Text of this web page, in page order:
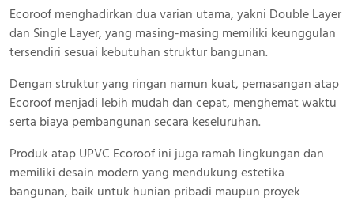
Ecoroof menghadirkan dua varian utama, yakni Double Layer
dan Single Layer, yang masing-masing memiliki keunggulan
tersendiri sesuai kebutuhan struktur bangunan.
Dengan struktur yang ringan namun kuat, pemasangan atap
Ecoroof menjadi lebih mudah dan cepat, menghemat waktu
serta biaya pembangunan secara keseluruhan.
Produk atap UPVC Ecoroof ini juga ramah lingkungan dan
memiliki desain modern yang mendukung estetika
bangunan, baik untuk hunian pribadi maupun proyek